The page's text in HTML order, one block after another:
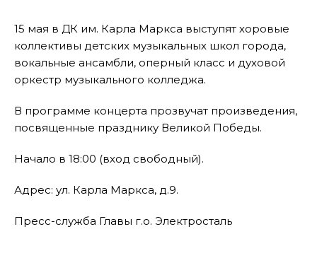
15 мая в ДК им. Карла Маркса выступят хоровые
коллективы детских музыкальных школ города,
вокальные ансамбли, оперный класс и духовой
оркестр музыкального колледжа.
В программе концерта прозвучат произведения,
посвященные празднику Великой Победы.
Начало в 18:00 (вход свободный).
Адрес: ул. Карла Маркса, д.9.
Пресс-служба Главы г.о. Электросталь